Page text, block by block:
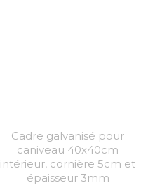
Cadre galvanisé pour
caniveau 40x40cm
intérieur, cornière 5cm et
épaisseur 3mm